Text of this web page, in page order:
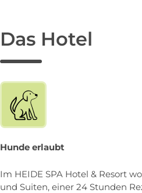
Das Hotel
Hunde erlaubt
Im HEIDE SPA Hotel & Resort
und Suiten, einer 24 Stunden